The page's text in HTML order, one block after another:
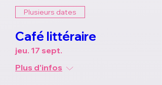
Plusieurs dates
Café littéraire
jeu. 17 sept.
Plus d'infos